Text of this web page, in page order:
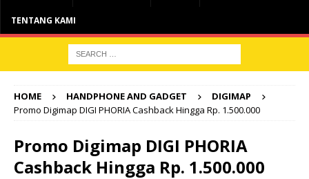
TENTANG KAMI
HOME HANDPHONE AND GADGET
DIGIMAP
Promo Digimap DIGI PHORIA Cashback Hingga Rp. 1.500.000
Promo Digimap DIGI PHORIA
Cashback Hingga Rp. 1.500.000